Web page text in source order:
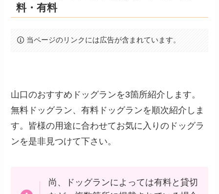
料・有料
当ページのリンクには広告が含まれています。
山口のおすすめドッグランを3箇所紹介します。
無料ドッグラン、有料ドッグランを順次紹介しま
す。皆様の用途に合わせてお気に入りのドッグラ
ンを是非見つけて下さい。
尚、ドッグランによっては有料と貸切